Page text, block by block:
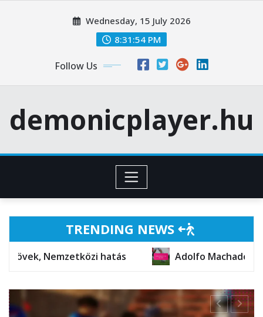
Wednesday, 15 July 2026
8:31:56 PM
Follow Us
demonicplayer.hu
TRENDING NEWS
hatás Adolfo Machado: Személyes élet,